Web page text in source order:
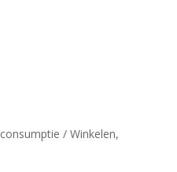
consumptie / Winkelen,